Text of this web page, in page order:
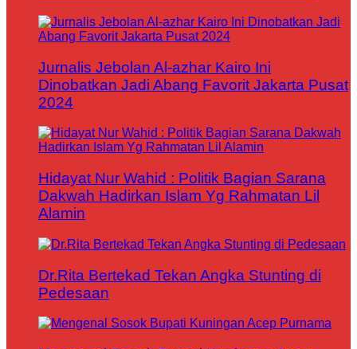
Jurnalis Jebolan Al-azhar Kairo Ini
Dinobatkan Jadi Abang Favorit Jakarta Pusat
2024
Hidayat Nur Wahid : Politik Bagian Sarana
Dakwah Hadirkan Islam Yg Rahmatan Lil
Alamin
Dr.Rita Bertekad Tekan Angka Stunting di
Pedesaan